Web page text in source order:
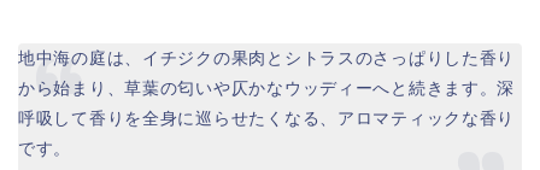
地中海の庭は、イチジクの果肉とシトラスのさっぱりした香り
から始まり、草葉の匂いや仄かなウッディーへと続きます。深
呼吸して香りを全身に巡らせたくなる、アロマティックな香り
です。